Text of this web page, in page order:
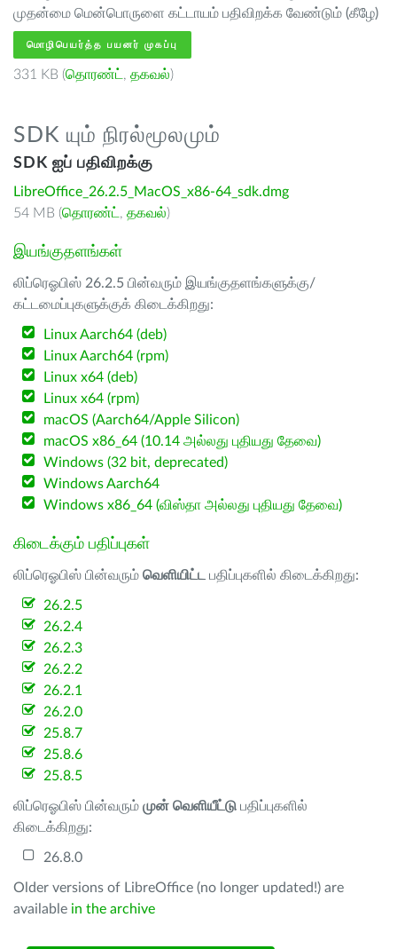
முதன்மை மென்பொருளை கட்டாயம் பதிவிறக்க வேண்டும் (கீழே)
மொழிபெயர்த்த பயனர் முகப்பு
331 KB (தொரண்ட் , தகவல்)
SDK யும் நிரல்மூலமும்
SDK ஐப் பதிவிறக்கு
LibreOffice_26.2.5_MacOS_x86-64_sdk.dmg
54 MB (தொரண்ட் , தகவல்)
இயங்குதளங்கள்
லிப்ரெஓபிஸ் 26.2.5 பின்வரும் இயங்குதளங்களுக்கு/
கட்டமைப்புகளுக்குக் கிடைக்கிறது:
Linux Aarch64 (deb)
Linux Aarch64 (rpm)
Linux x64 (deb)
Linux x64 (rpm)
macOS (Aarch64/Apple Silicon)
macOS x86_64 (10.14 அல்லது புதியது தேவை)
Windows (32 bit, deprecated)
Windows Aarch64
Windows x86_64 (விஸ்தா அல்லது புதியது தேவை)
கிடைக்கும் பதிப்புகள்
லிப்ரெஓபிஸ் பின்வரும் வெளியிட்ட பதிப்புகளில் கிடைக்கிறது:
26.2.5
26.2.4
26.2.3
26.2.2
26.2.1
26.2.0
25.8.7
25.8.6
25.8.5
லிப்ரெஓபிஸ் பின்வரும் முன் வெளியீட்டு பதிப்புகளில்
கிடைக்கிறது:
26.8.0
Older versions of LibreOffice (no longer updated!) are
available in the archive